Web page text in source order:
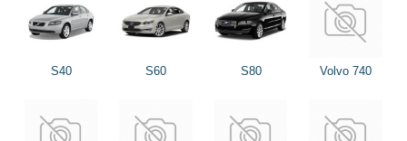
S40 S60 S80 Volvo 740